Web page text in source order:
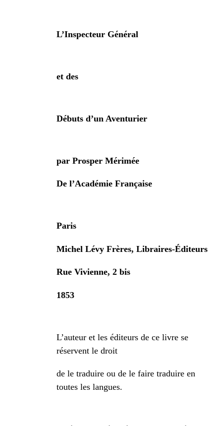
L’Inspecteur Général
et des
Débuts d’un Aventurier
par Prosper Mérimée
De l’Académie Française
Paris
Michel Lévy Frères, Libraires-Éditeurs
Rue Vivienne, 2 bis
1853
L’auteur et les éditeurs de ce livre se
réservent le droit
de le traduire ou de le faire traduire en
toutes les langues.